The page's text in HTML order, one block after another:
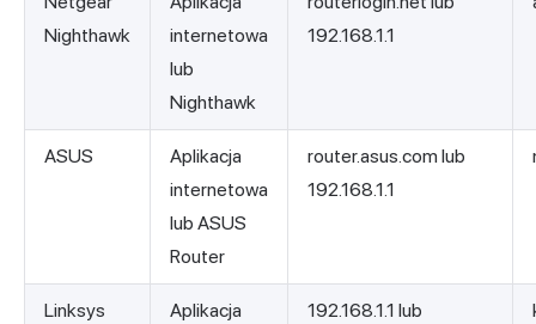
Nighthawk
internetowa
lub
Nighthawk
192.168.1.1
ASUS
Aplikacja
internetowa
lub ASUS
Router
router.asus.com lub
192.168.1.1
Linksys
Aplikacja
192.168.1.1 lub